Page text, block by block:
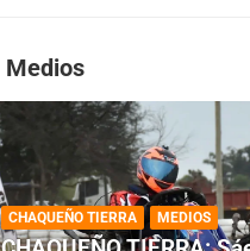
Medios
CHAQUEÑO TIERRA MEDIOS